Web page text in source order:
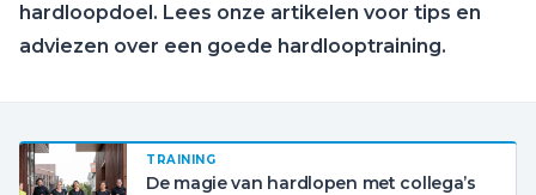
hardloopdoel. Lees onze artikelen voor tips en
adviezen over een goede hardlooptraining.
TRAINING
De magie van hardlopen met collega’s